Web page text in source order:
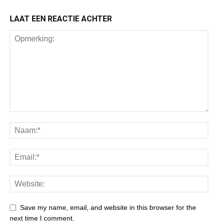
LAAT EEN REACTIE ACHTER
Save my name, email, and website in this browser for the
next time I comment.